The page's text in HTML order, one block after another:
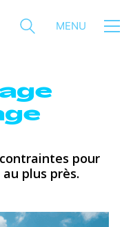
MENU
pour
plus près.